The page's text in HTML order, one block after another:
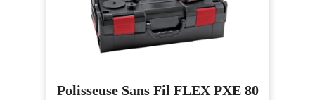
Polisseuse Sans Fil FLEX PXE 80